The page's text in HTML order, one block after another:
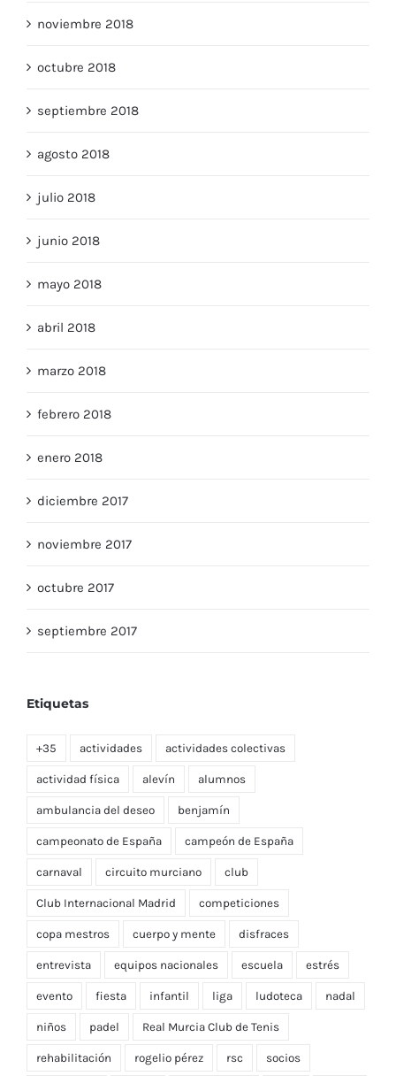
noviembre 2018
octubre 2018
septiembre 2018
agosto 2018
julio 2018
junio 2018
mayo 2018
abril 2018
marzo 2018
febrero 2018
enero 2018
diciembre 2017
noviembre 2017
octubre 2017
septiembre 2017
Etiquetas
+35 actividades actividades colectivas
actividad física alevín alumnos
ambulancia del deseo benjamín
campeonato de España campeón de España
carnaval circuito murciano club
Club Internacional Madrid competiciones
copa mestros cuerpo y mente disfraces
entrevista equipos nacionales escuela estrés
evento fiesta infantil liga ludoteca nadal
niños padel Real Murcia Club de Tenis
rehabilitación rogelio pérez rsc socios